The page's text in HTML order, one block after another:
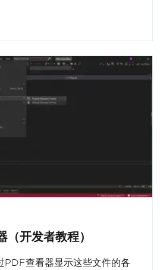
开发者教程）
PDF查看器显示这些文件的各